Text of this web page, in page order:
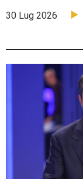
30 Lug 2026